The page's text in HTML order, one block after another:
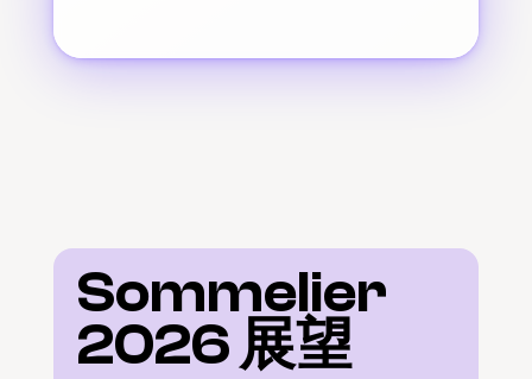
Sommelier
2026 展望